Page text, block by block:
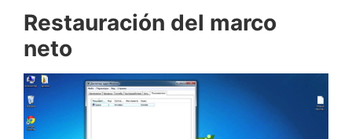
Restauración del marco
neto